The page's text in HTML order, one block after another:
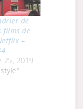
de
films de
–
25, 2019